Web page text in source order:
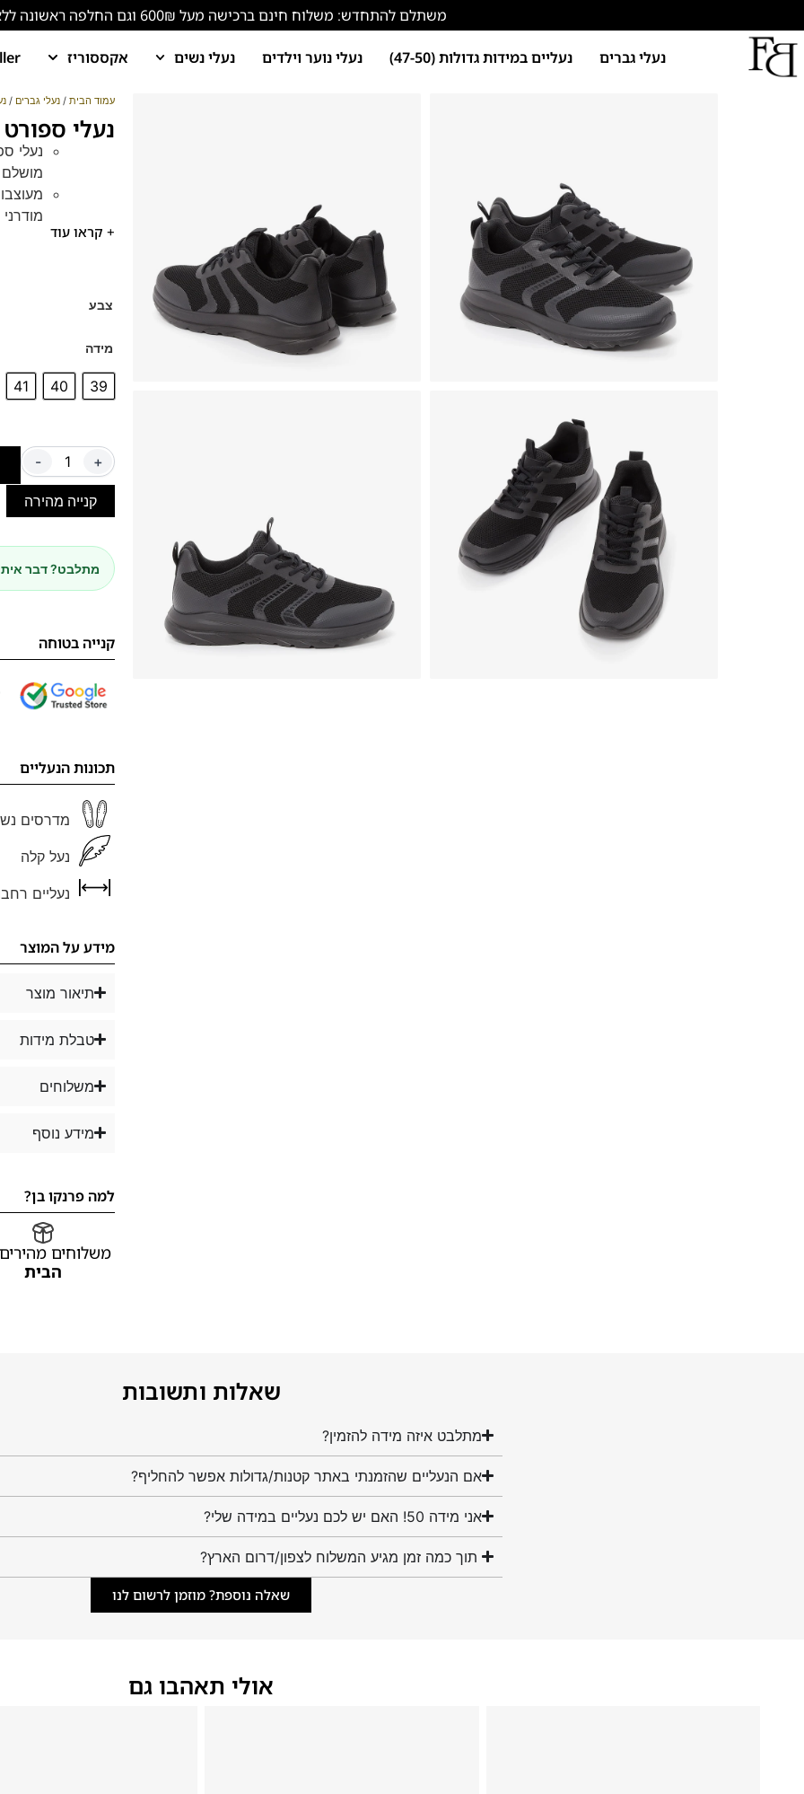
משתלם להתחדש: משלוח חינם ברכישה מעל 600₪ וגם החלפה ראשונה ללא עלות!
נעלי גברים נעליים במידות גדולות (47-50) נעלי נוער וילדים נעלי נשים אקססוריז
עמוד הבית / נעלי גברים /
נעלי ספורט
מושלם
מודרני
+ קראו עוד
צבע
מידה
39
40
41
- +
קנייה מהירה
מתלבט? דבר
קנייה בטוחה
תכונות הנעליים
מדרסים
נעל קלה
נעליים
מידע על המוצר
תיאור מוצר
טבלת מידות
משלוחים
מידע נוסף
למה פרנקו בן?
משלוחים
הבית
שאלות ותשובות
מתלבט איזה מידה להזמין?
אם הנעליים שהזמנתי באתר קטנות/גדולות אפשר להחליף?
אני מידה 50! האם יש לכם נעליים במידה שלי?
תוך כמה זמן מגיע המשלוח לצפון/דרום הארץ?
שאלה נוספת? מוזמן לרשום לנו
אולי תאהבו גם